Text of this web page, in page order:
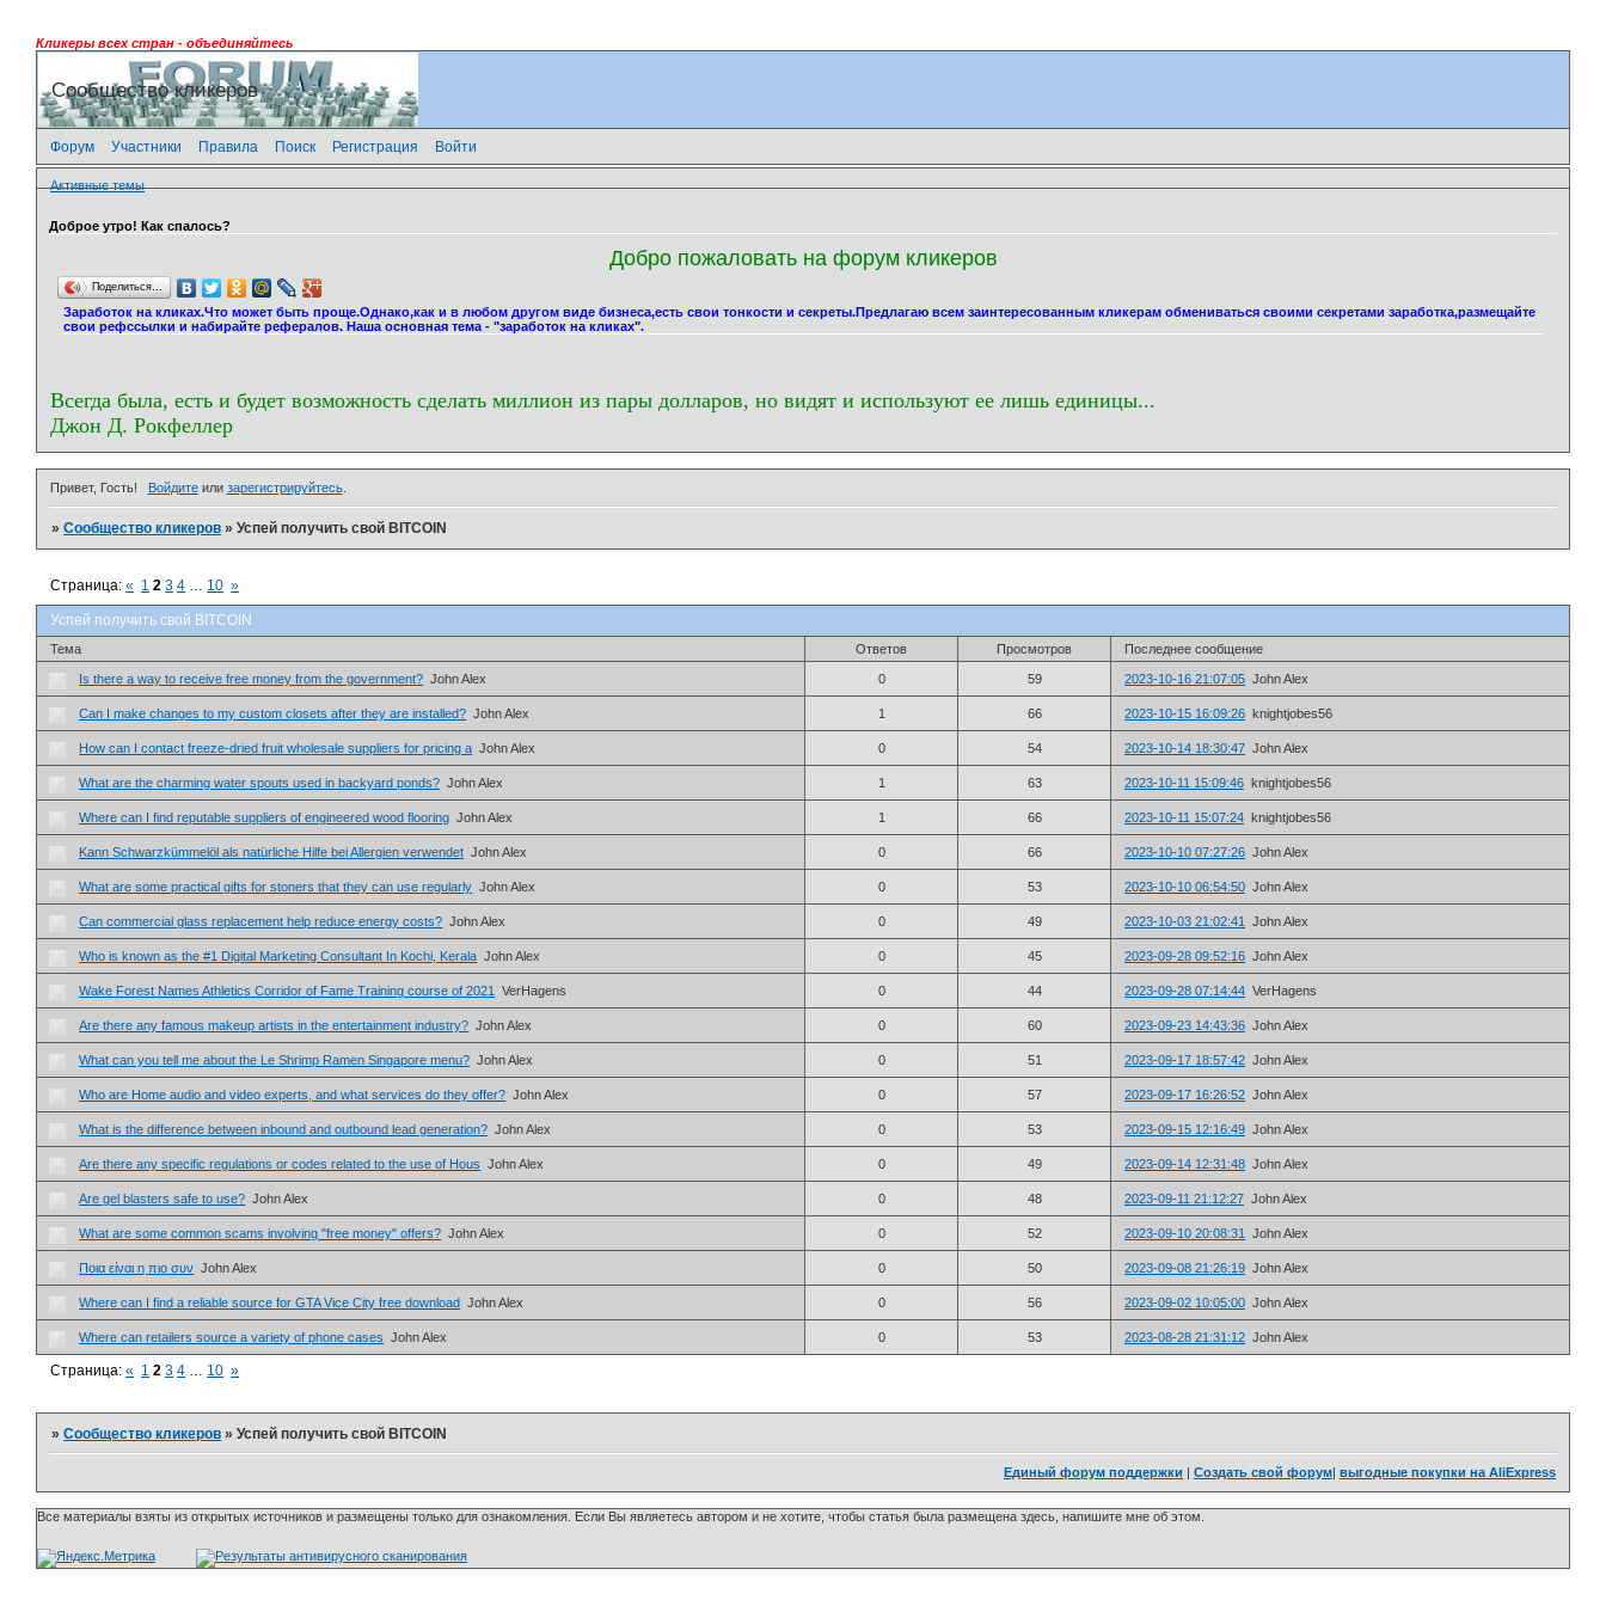
Кликеры всех стран - объединяйтесь
Сообщество кликеров
Форум Участники Правила Поиск Регистрация Войти
Активные темы
Доброе утро! Как спалось?
Добро пожаловать на форум кликеров
Поделиться…
Заработок на кликах.Что может быть проще.Однако,как и в любом другом виде бизнеса,есть свои тонкости и секреты.Предлагаю всем заинтересованным кликерам обмениваться своими секретами заработка,размещайте
свои рефссылки и набирайте рефералов. Наша основная тема - "заработок на кликах".
Всегда была, есть и будет возможность сделать миллион из пары долларов, но видят и используют ее лишь единицы...
Джон Д. Рокфеллер
Привет, Гость! Войдитеили зарегистрируйтесь.
»Сообщество кликеров »Успей получить свой BITCOIN
Успей получить свой BITCOIN
Страница:« 1 2 3 4 … 10 »
Тема Ответов Просмотров Последнее сообщение
Is there a way to receive free money from the government? John Alex 0 59 2023-10-16 21:07:05 John Alex
Can I make changes to my custom closets after they are installed? John Alex 1 66 2023-10-15 16:09:26 knightjobes56
How can I contact freeze-dried fruit wholesale suppliers for pricing a John Alex 0 54 2023-10-14 18:30:47 John Alex
What are the charming water spouts used in backyard ponds? John Alex 1 63 2023-10-11 15:09:46 knightjobes56
Where can I find reputable suppliers of engineered wood flooring John Alex 1 66 2023-10-11 15:07:24 knightjobes56
Kann Schwarzkümmelöl als natürliche Hilfe bei Allergien verwendet John Alex 0 66 2023-10-10 07:27:26 John Alex
What are some practical gifts for stoners that they can use regularly John Alex 0 53 2023-10-10 06:54:50 John Alex
Can commercial glass replacement help reduce energy costs? John Alex 0 49 2023-10-03 21:02:41 John Alex
Who is known as the #1 Digital Marketing Consultant In Kochi, Kerala John Alex 0 45 2023-09-28 09:52:16 John Alex
Wake Forest Names Athletics Corridor of Fame Training course of 2021 VerHagens 0 44 2023-09-28 07:14:44 VerHagens
Are there any famous makeup artists in the entertainment industry? John Alex 0 60 2023-09-23 14:43:36 John Alex
What can you tell me about the Le Shrimp Ramen Singapore menu? John Alex 0 51 2023-09-17 18:57:42 John Alex
Who are Home audio and video experts, and what services do they offer? John Alex 0 57 2023-09-17 16:26:52 John Alex
What is the difference between inbound and outbound lead generation? John Alex 0 53 2023-09-15 12:16:49 John Alex
Are there any specific regulations or codes related to the use of Hous John Alex 0 49 2023-09-14 12:31:48 John Alex
Are gel blasters safe to use? John Alex 0 48 2023-09-11 21:12:27 John Alex
What are some common scams involving "free money" offers? John Alex 0 52 2023-09-10 20:08:31 John Alex
Ποια είναι η πιο συν John Alex 0 50 2023-09-08 21:26:19 John Alex
Where can I find a reliable source for GTA Vice City free download John Alex 0 56 2023-09-02 10:05:00 John Alex
Where can retailers source a variety of phone cases John Alex 0 53 2023-08-28 21:31:12 John Alex
Страница:« 1 2 3 4 … 10 »
»Сообщество кликеров »Успей получить свой BITCOIN
Единый форум поддержки | Создать свой форум| выгодные покупки на AliExpress
Все материалы взяты из открытых источников и размещены только для ознакомления. Если Вы являетесь автором и не хотите, чтобы статья была размещена здесь, напишите мне об этом.